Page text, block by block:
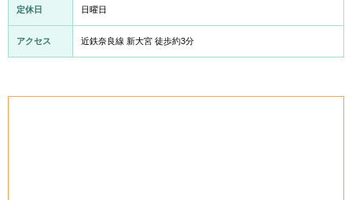
定休日 日曜日
アクセス 近鉄奈良線 新大宮 徒歩約3分